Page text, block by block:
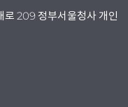
로 209 정부서울청사 개인